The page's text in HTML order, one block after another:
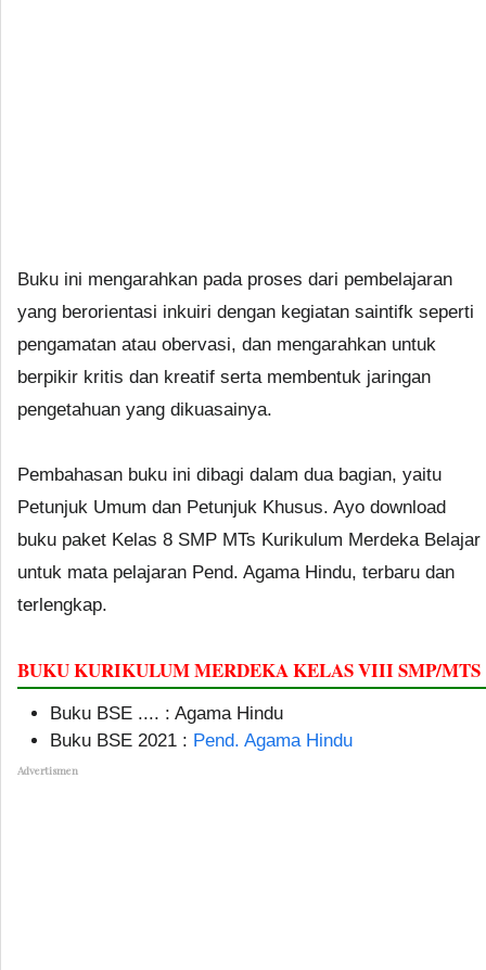
Buku ini mengarahkan pada proses dari pembelajaran
yang berorientasi inkuiri dengan kegiatan saintifk seperti
pengamatan atau obervasi, dan mengarahkan untuk
berpikir kritis dan kreatif serta membentuk jaringan
pengetahuan yang dikuasainya.
Pembahasan buku ini dibagi dalam dua bagian, yaitu
Petunjuk Umum dan Petunjuk Khusus. Ayo download
buku paket Kelas 8 SMP MTs Kurikulum Merdeka Belajar
untuk mata pelajaran Pend. Agama Hindu, terbaru dan
terlengkap.
BUKU KURIKULUM MERDEKA KELAS VIII SMP/MTS
Buku BSE .... : Agama Hindu
Buku BSE 2021 : Pend. Agama Hindu
Advertismen